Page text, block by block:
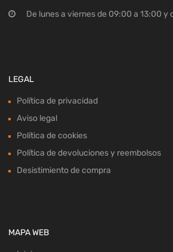
De lunes a viernes de 09:00 a 13:00 y
LEGAL
Política de privacidad
Aviso legal
Política de cookies
Política de devoluciones y reembolsos
Desistimiento de compra
MAPA WEB